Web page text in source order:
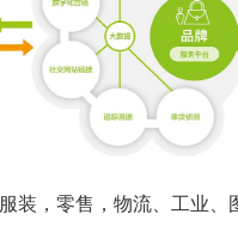
装，零售，物流、工业